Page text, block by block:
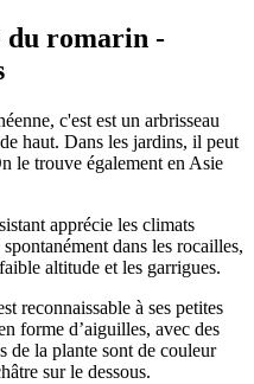
du romarin -
c'est est un arbrisseau
haut. Dans les jardins, il peut
le trouve également en Asie
apprécie les climats
dans les rocailles,
altitude et les garrigues.
reconnaissable à ses petites
forme d’aiguilles, avec des
de la plante sont de couleur
sur le dessous.